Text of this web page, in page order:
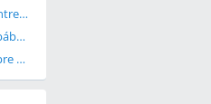
Pomôže môjmu synovi s DMO operácia v centre ULZIBAT?
Je fyzioterapeut vhodný pri asymetrii pier u bábätiek?
Aké sú alternatívy k ortopedickým vložkám pre dieťa?